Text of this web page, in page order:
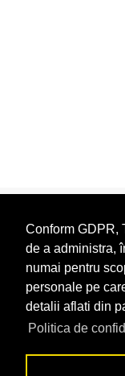
Conform GDPR,
de a administra,
numai pentru
personale pe
detalii aflati din
Politica de
Topurile sunt
depuse si au scop
Este interzisa
precizarea sursei.
Daca doriti sa
despre agentii
sectiunea Contact